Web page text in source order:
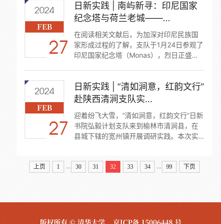
距离中国最遥远的大陆上感悟拉美社会与
文化，探索中拉人文...
2024
FEB
27
日新实践 | 南屿新寻：印尼国家
纪念塔与荷兰老城——...
在阅读相关文献后，为加深对印尼民族国
家形成过程的了解，支队于1月24日参观了
印尼国家纪念塔（Monas），烈日正盛，
2024
FEB
27
日新实践 | “清如涧意，红韵文行”
赴陕西清涧支队实...
迎着纷飞大雪，“清如涧意，红韵文行”日新
书院弘毅计划支队来到榆林市清涧县，在
县城下辖的宽州镇开展调研实践。本次实
中的突出作用。
上页 1 30 31 32 33 34 99 下页